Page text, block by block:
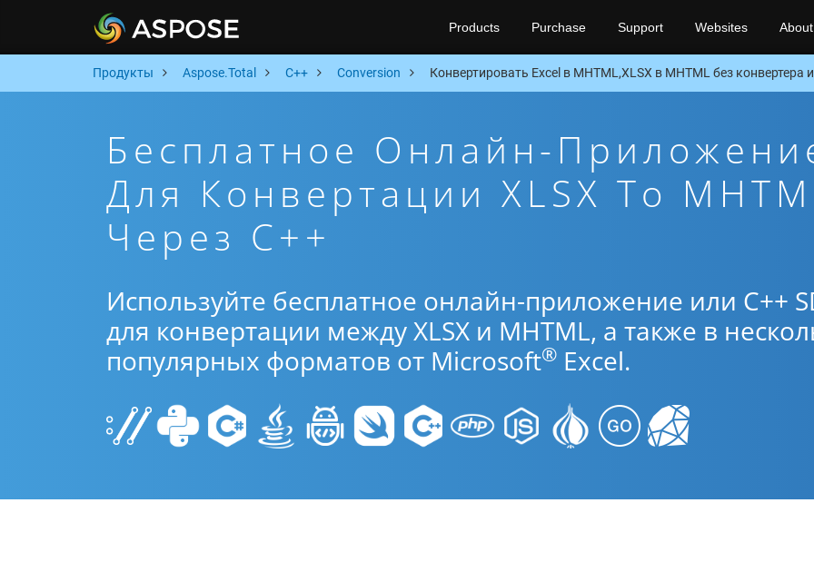
Products Purchase Support Websites About
Продукты Aspose.Total C++ Conversion Конвертировать Excel в MHTML,XLSX в MHTML без конвертера
Бесплатное Онлайн-
Для Конвертации XLSX To
Через C++
Используйте бесплатное онлайн-приложение или C++
для конвертации между XLSX и MHTML, а также в
популярных форматов от Microsoft® Excel.